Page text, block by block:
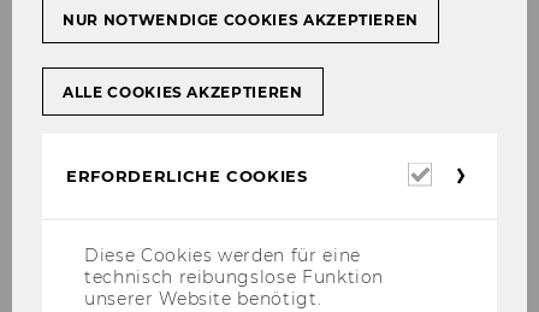
Online_Appendix_Arbitration_and_
Crisis_JIEL_2021.pdf
NUR NOTWENDIGE COOKIES AKZEPTIEREN
ALLE COOKIES AKZEPTIEREN
ERFORDERLICHE COOKIES
Diese Cookies werden für eine
technisch reibungslose Funktion
unserer Website benötigt.